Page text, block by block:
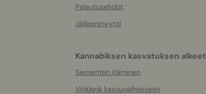
Palautusehdot
Jälleenmyynti
Kannabiksen kasvatuksen alkeet
Siementen itäminen
Vinkkejä kasvuvaiheeseen